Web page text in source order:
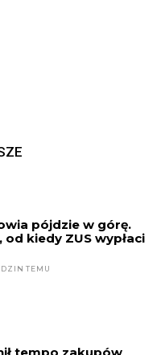
pójdzie w górę.
kiedy ZUS wypłaci
TEMU